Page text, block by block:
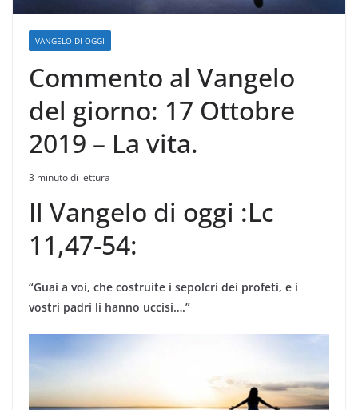
VANGELO DI OGGI
Commento al Vangelo
del giorno: 17 Ottobre
2019 – La vita.
3 minuto di lettura
Il Vangelo di oggi :Lc
11,47-54:
“Guai a voi, che costruite i sepolcri dei profeti, e i
vostri padri li hanno uccisi….”